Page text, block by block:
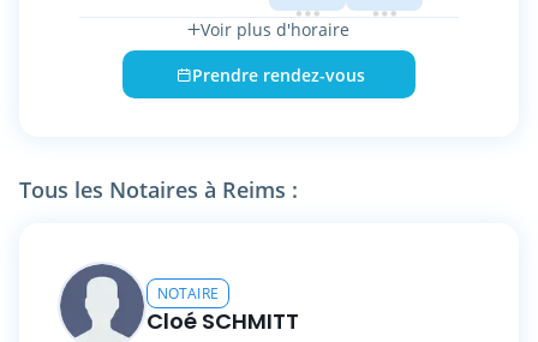
Actuellement vice-président de la Chambre
interdépartementale des notaires pour la
Marne, il est aussi chargé d'enseignement à
l'Université de droit de Reims Champagne
Voir plus d'horaire
Prendre rendez-vous
Tous les Notaires à Reims :
NOTAIRE
Cloé SCHMITT